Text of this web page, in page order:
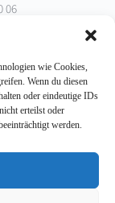
wie Cookies,
Wenn du diesen
oder eindeutige IDs
erteilst oder
werden.
06